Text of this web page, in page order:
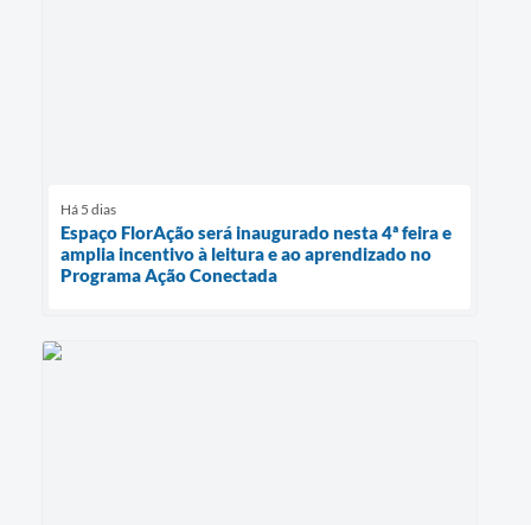
Há 5 dias
Espaço FlorAção será inaugurado nesta 4ª feira e
amplia incentivo à leitura e ao aprendizado no
Programa Ação Conectada